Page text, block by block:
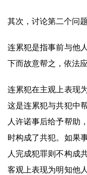
其次，讨论第二个问
连累犯是指事前与他
下而故意帮之，依法
连累犯在主观上表现
这是连累犯与共犯中
人许诺事后给予帮助
时构成了共犯。如果
人完成犯罪则不构成
客观上表现为明知他